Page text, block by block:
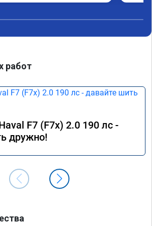
в аварийном режиме,но и
топлива был выше чем
работ
F7 (F7x) 2.0 190 лс -
дружно!